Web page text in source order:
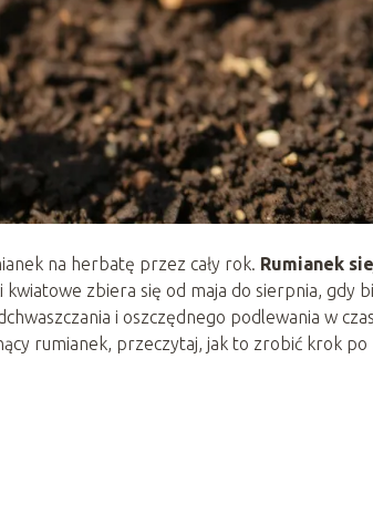
na herbatę przez cały rok. Rumianek
kwiatowe zbiera się od maja do sierpnia, gdy
i oszczędnego podlewania w
rumianek, przeczytaj, jak to zrobić krok po